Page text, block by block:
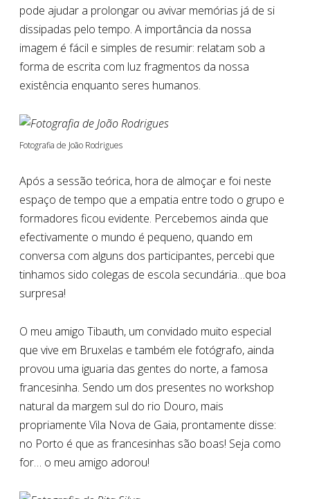
pode ajudar a prolongar ou avivar memórias já de si
dissipadas pelo tempo. A importância da nossa
imagem é fácil e simples de resumir: relatam sob a
forma de escrita com luz fragmentos da nossa
existência enquanto seres humanos.
Fotografia de João Rodrigues
Após a sessão teórica, hora de almoçar e foi neste
espaço de tempo que a empatia entre todo o grupo e
formadores ficou evidente. Percebemos ainda que
efectivamente o mundo é pequeno, quando em
conversa com alguns dos participantes, percebi que
tinhamos sido colegas de escola secundária…que boa
surpresa!
O meu amigo Tibauth, um convidado muito especial
que vive em Bruxelas e também ele fotógrafo, ainda
provou uma iguaria das gentes do norte, a famosa
francesinha. Sendo um dos presentes no workshop
natural da margem sul do rio Douro, mais
propriamente Vila Nova de Gaia, prontamente disse:
no Porto é que as francesinhas são boas! Seja como
for… o meu amigo adorou!